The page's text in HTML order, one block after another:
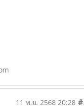
11 พ.ย. 2568 20:28